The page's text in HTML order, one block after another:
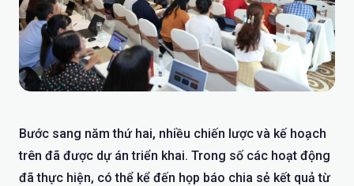
Bước sang năm thứ hai, nhiều chiến lược và kế hoạch
trên đã được dự án triển khai. Trong số các hoạt động
đã thực hiện, có thể kể đến họp báo chia sẻ kết quả từ